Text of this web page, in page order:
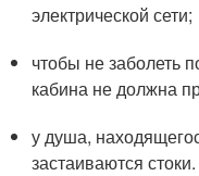
электрической сети;
чтобы не заболеть
кабина не должна
у душа,
застаиваются стоки.